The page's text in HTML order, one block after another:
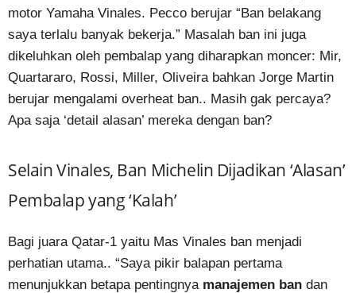
motor Yamaha Vinales. Pecco berujar “Ban belakang
saya terlalu banyak bekerja.” Masalah ban ini juga
dikeluhkan oleh pembalap yang diharapkan moncer: Mir,
Quartararo, Rossi, Miller, Oliveira bahkan Jorge Martin
berujar mengalami overheat ban.. Masih gak percaya?
Apa saja ‘detail alasan’ mereka dengan ban?
Selain Vinales, Ban Michelin Dijadikan ‘Alasan’
Pembalap yang ‘Kalah’
Bagi juara Qatar-1 yaitu Mas Vinales ban menjadi
perhatian utama.. “Saya pikir balapan pertama
menunjukkan betapa pentingnya manajemen ban dan